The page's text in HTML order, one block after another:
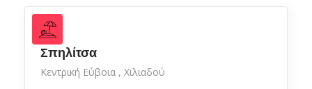
Σπηλίτσα
Κεντρική Εύβοια
Χιλιαδού